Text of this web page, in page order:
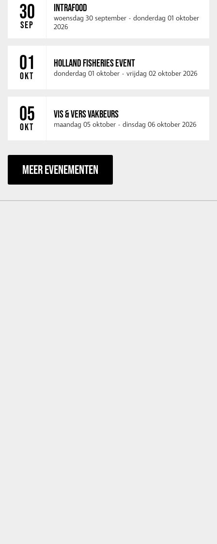
30
SEP
INTRAFOOD
woensdag 30 september - donderdag 01 oktober
2026
01
OKT
HOLLAND FISHERIES EVENT
donderdag 01 oktober - vrijdag 02 oktober 2026
05
OKT
VIS & VERS VAKBEURS
maandag 05 oktober - dinsdag 06 oktober 2026
MEER EVENEMENTEN